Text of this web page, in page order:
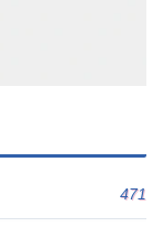
471